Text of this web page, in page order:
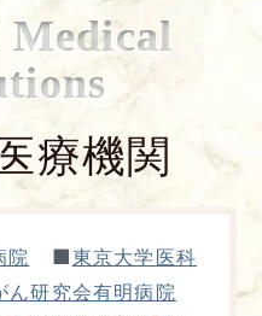
療機関
院 ■東京大学医科
ん研究会有明病院